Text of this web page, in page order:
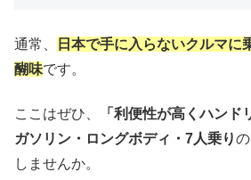
通常、
日本で手に入らないクルマに
醐味です。
ここはぜひ、 「利便性が高くハンド
ガソリン・ロングボディ・7人乗り
しませんか。